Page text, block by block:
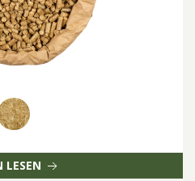
LESEN